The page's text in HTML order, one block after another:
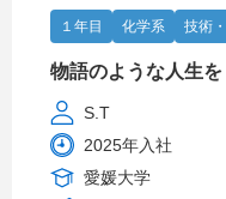
１年目 化学系 技術
物語のような人生を
S.T
2025年入社
愛媛大学